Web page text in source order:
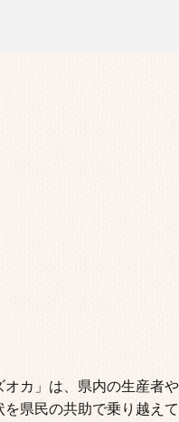
カ」は、県内の生産者や
県民の共助で乗り越えて